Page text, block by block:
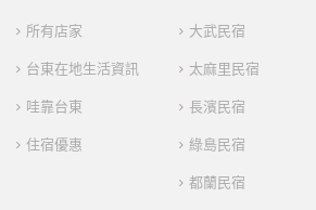
所有店家
台東在地生活資訊
哇靠台東
住宿優惠
大武民宿
太麻里民宿
長濱民宿
綠島民宿
都蘭民宿